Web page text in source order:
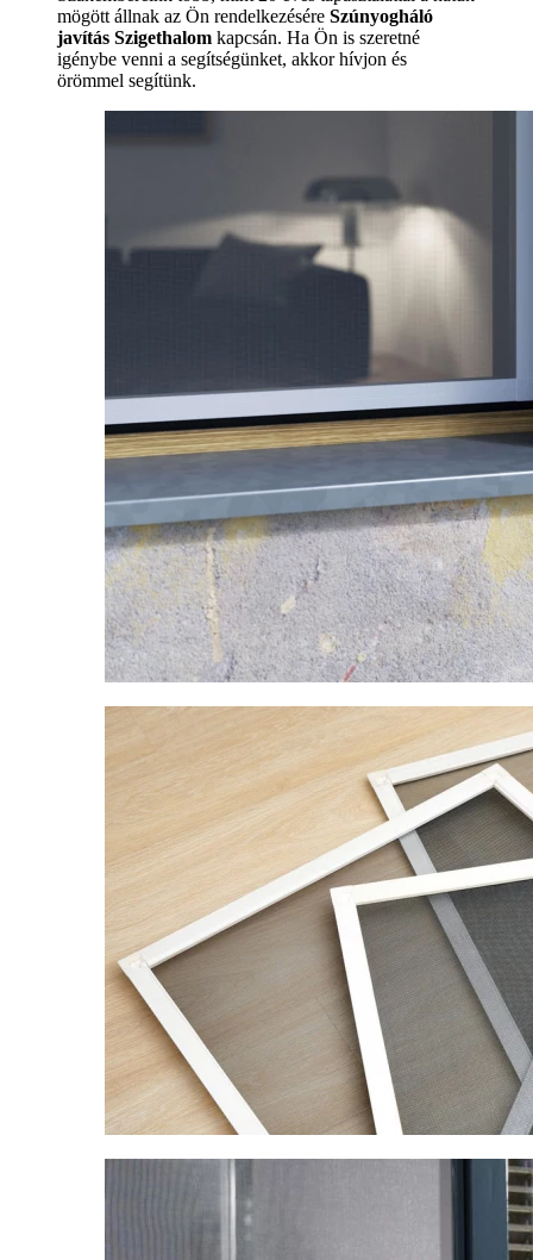
mögött állnak az Ön rendelkezésére Szúnyogháló
javítás Szigethalom kapcsán. Ha Ön is szeretné
igénybe venni a segítségünket, akkor hívjon és
örömmel segítünk.